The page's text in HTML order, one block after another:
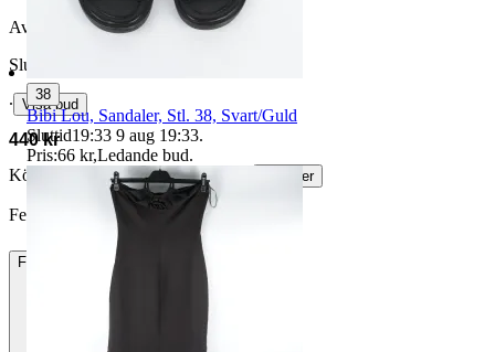
Avslutad
21 jun 19:12
Slutpris
∙ Visa bud
440 kr
Köparskydd är valfritt hos företag.
Läs mer
FelixHolmPileborg vann auktionen
Frakt 150 kr DSV
38
Bibi Lou, Sandaler, Stl. 38, Svart/Guld
Sluttid19:33 9 aug 19:33.
Pris:66 kr,Ledande bud.